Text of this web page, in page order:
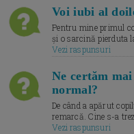
Voi iubi al
Pentru mine primul
și o sarcină pierduta
Vezi raspunsuri
Ne certăm
normal?
De când a apărut
remarcă. Cine s-a
Vezi raspunsuri